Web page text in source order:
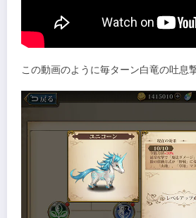
この動画のように毎ターン白竜の吐息